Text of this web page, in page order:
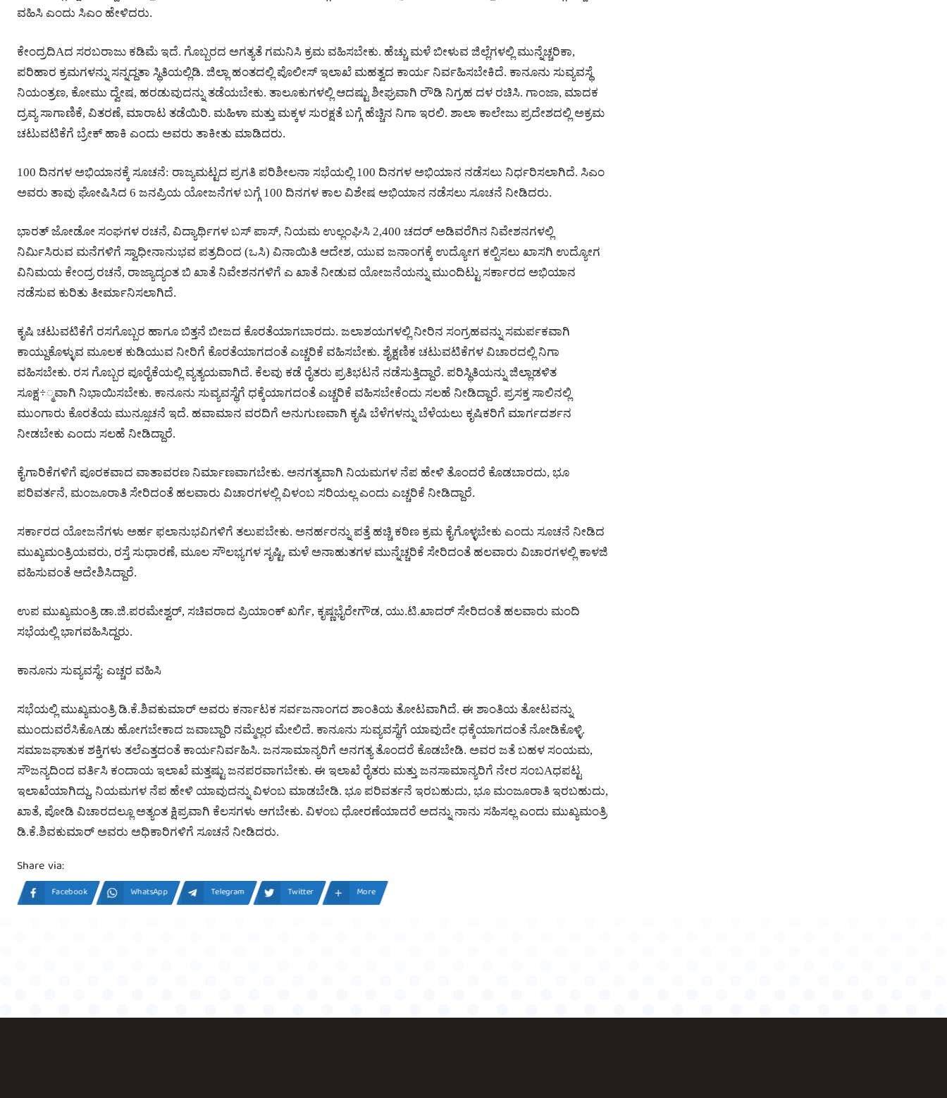
ವಹಿಸಿ ಎಂದು ಸಿಎಂ ಹೇಳಿದರು.
ಕೇಂದ್ರದಿAದ ಸರಬರಾಜು ಕಡಿಮೆ ಇದೆ. ಗೊಬ್ಬರದ ಅಗತ್ಯತೆ ಗಮನಿಸಿ ಕ್ರಮ ವಹಿಸಬೇಕು. ಹೆಚ್ಚು ಮಳೆ ಬೀಳುವ ಜಿಲ್ಲೆಗಳಲ್ಲಿ ಮುನ್ನೆಚ್ಚರಿಕಾ,
ಪರಿಹಾರ ಕ್ರಮಗಳನ್ನು ಸನ್ನದ್ದತಾ ಸ್ಥಿತಿಯಲ್ಲಿಡಿ. ಜಿಲ್ಲಾ ಹಂತದಲ್ಲಿ ಪೊಲೀಸ್ ಇಲಾಖೆ ಮಹತ್ವದ ಕಾರ್ಯ ನಿರ್ವಹಿಸಬೇಕಿದೆ. ಕಾನೂನು ಸುವ್ಯವಸ್ಥೆ
ನಿಯಂತ್ರಣ, ಕೋಮು ದ್ವೇಷ, ಹರಡುವುದನ್ನು ತಡೆಯಬೇಕು. ತಾಲೂಕುಗಳಲ್ಲಿ ಆದಷ್ಟು ಶೀಘ್ರವಾಗಿ ರೌಡಿ ನಿಗ್ರಹ ದಳ ರಚಿಸಿ. ಗಾಂಜಾ, ಮಾದಕ
ದ್ರವ್ಯ ಸಾಗಾಣಿಕೆ, ವಿತರಣೆ, ಮಾರಾಟ ತಡೆಯಿರಿ. ಮಹಿಳಾ ಮತ್ತು ಮಕ್ಕಳ ಸುರಕ್ಷತೆ ಬಗ್ಗೆ ಹೆಚ್ಚಿನ ನಿಗಾ ಇರಲಿ. ಶಾಲಾ ಕಾಲೇಜು ಪ್ರದೇಶದಲ್ಲಿ ಅಕ್ರಮ
ಚಟುವಟಿಕೆಗೆ ಬ್ರೇಕ್ ಹಾಕಿ ಎಂದು ಅವರು ತಾಕೀತು ಮಾಡಿದರು.
100 ದಿನಗಳ ಅಭಿಯಾನಕ್ಕೆ ಸೂಚನೆ: ರಾಜ್ಯಮಟ್ಟದ ಪ್ರಗತಿ ಪರಿಶೀಲನಾ ಸಭೆಯಲ್ಲಿ 100 ದಿನಗಳ ಅಭಿಯಾನ ನಡೆಸಲು ನಿರ್ಧರಿಸಲಾಗಿದೆ. ಸಿಎಂ
ಅವರು ತಾವು ಘೋಷಿಸಿದ 6 ಜನಪ್ರಿಯ ಯೋಜನೆಗಳ ಬಗ್ಗೆ 100 ದಿನಗಳ ಕಾಲ ವಿಶೇಷ ಅಭಿಯಾನ ನಡೆಸಲು ಸೂಚನೆ ನೀಡಿದರು.
ಭಾರತ್ ಜೋಡೋ ಸಂಘಗಳ ರಚನೆ, ವಿದ್ಯಾರ್ಥಿಗಳ ಬಸ್ ಪಾಸ್, ನಿಯಮ ಉಲ್ಲಂಘಿಸಿ 2,400 ಚದರ್ ಅಡಿವರೆಗಿನ ನಿವೇಶನಗಳಲ್ಲಿ
ನಿರ್ಮಿಸಿರುವ ಮನೆಗಳಿಗೆ ಸ್ವಾಧೀನಾನುಭವ ಪತ್ರದಿಂದ (ಒಸಿ) ವಿನಾಯಿತಿ ಆದೇಶ, ಯುವ ಜನಾಂಗಕ್ಕೆ ಉದ್ಯೋಗ ಕಲ್ಪಿಸಲು ಖಾಸಗಿ ಉದ್ಯೋಗ
ವಿನಿಮಯ ಕೇಂದ್ರ ರಚನೆ, ರಾಜ್ಯಾದ್ಯಂತ ಬಿ ಖಾತೆ ನಿವೇಶನಗಳಿಗೆ ಎ ಖಾತೆ ನೀಡುವ ಯೋಜನೆಯನ್ನು ಮುಂದಿಟ್ಟು ಸರ್ಕಾರದ ಅಭಿಯಾನ
ನಡೆಸುವ ಕುರಿತು ತೀರ್ಮಾನಿಸಲಾಗಿದೆ.
ಕೃಷಿ ಚಟುವಟಿಕೆಗೆ ರಸಗೊಬ್ಬರ ಹಾಗೂ ಬಿತ್ತನೆ ಬೀಜದ ಕೊರತೆಯಾಗಬಾರದು. ಜಲಾಶಯಗಳಲ್ಲಿ ನೀರಿನ ಸಂಗ್ರಹವನ್ನು ಸಮರ್ಪಕವಾಗಿ
ಕಾಯ್ದುಕೊಳ್ಳುವ ಮೂಲಕ ಕುಡಿಯುವ ನೀರಿಗೆ ಕೊರತೆಯಾಗದಂತೆ ಎಚ್ಚರಿಕೆ ವಹಿಸಬೇಕು. ಶೈಕ್ಷಣಿಕ ಚಟುವಟಿಕೆಗಳ ವಿಚಾರದಲ್ಲಿ ನಿಗಾ
ವಹಿಸಬೇಕು. ರಸ ಗೊಬ್ಬರ ಪೂರೈಕೆಯಲ್ಲಿ ವ್ಯತ್ಯಯವಾಗಿದೆ. ಕೆಲವು ಕಡೆ ರೈತರು ಪ್ರತಿಭಟನೆ ನಡೆಸುತ್ತಿದ್ದಾರೆ. ಪರಿಸ್ಥಿತಿಯನ್ನು ಜಿಲ್ಲಾಡಳಿತ
ಸೂಕ್ಷ÷್ಮವಾಗಿ ನಿಭಾಯಿಸಬೇಕು. ಕಾನೂನು ಸುವ್ಯವಸ್ಥೆಗೆ ಧಕ್ಕೆಯಾಗದಂತೆ ಎಚ್ಚರಿಕೆ ವಹಿಸಬೇಕೆಂದು ಸಲಹೆ ನೀಡಿದ್ದಾರೆ. ಪ್ರಸಕ್ತ ಸಾಲಿನಲ್ಲಿ
ಮುಂಗಾರು ಕೊರತೆಯ ಮುನ್ಸೂಚನೆ ಇದೆ. ಹವಾಮಾನ ವರದಿಗೆ ಅನುಗುಣವಾಗಿ ಕೃಷಿ ಬೆಳೆಗಳನ್ನು ಬೆಳೆಯಲು ಕೃಷಿಕರಿಗೆ ಮಾರ್ಗದರ್ಶನ
ನೀಡಬೇಕು ಎಂದು ಸಲಹೆ ನೀಡಿದ್ದಾರೆ.
ಕೈಗಾರಿಕೆಗಳಿಗೆ ಪೂರಕವಾದ ವಾತಾವರಣ ನಿರ್ಮಾಣವಾಗಬೇಕು. ಅನಗತ್ಯವಾಗಿ ನಿಯಮಗಳ ನೆಪ ಹೇಳಿ ತೊಂದರೆ ಕೊಡಬಾರದು, ಭೂ
ಪರಿವರ್ತನೆ, ಮಂಜೂರಾತಿ ಸೇರಿದಂತೆ ಹಲವಾರು ವಿಚಾರಗಳಲ್ಲಿ ವಿಳಂಬ ಸರಿಯಲ್ಲ ಎಂದು ಎಚ್ಚರಿಕೆ ನೀಡಿದ್ದಾರೆ.
ಸರ್ಕಾರದ ಯೋಜನೆಗಳು ಅರ್ಹ ಫಲಾನುಭವಿಗಳಿಗೆ ತಲುಪಬೇಕು. ಅನರ್ಹರನ್ನು ಪತ್ತೆ ಹಚ್ಚಿ ಕಠಿಣ ಕ್ರಮ ಕೈಗೊಳ್ಳಬೇಕು ಎಂದು ಸೂಚನೆ ನೀಡಿದ
ಮುಖ್ಯಮಂತ್ರಿಯವರು, ರಸ್ತೆ ಸುಧಾರಣೆ, ಮೂಲ ಸೌಲಭ್ಯಗಳ ಸೃಷ್ಟಿ, ಮಳೆ ಅನಾಹುತಗಳ ಮುನ್ನೆಚ್ಚರಿಕೆ ಸೇರಿದಂತೆ ಹಲವಾರು ವಿಚಾರಗಳಲ್ಲಿ ಕಾಳಜಿ
ವಹಿಸುವಂತೆ ಆದೇಶಿಸಿದ್ದಾರೆ.
ಉಪ ಮುಖ್ಯಮಂತ್ರಿ ಡಾ.ಜಿ.ಪರಮೇಶ್ವರ್, ಸಚಿವರಾದ ಪ್ರಿಯಾಂಕ್ ಖರ್ಗೆ, ಕೃಷ್ಣಭೈರೇಗೌಡ, ಯು.ಟಿ.ಖಾದರ್ ಸೇರಿದಂತೆ ಹಲವಾರು ಮಂದಿ
ಸಭೆಯಲ್ಲಿ ಭಾಗವಹಿಸಿದ್ದರು.
ಕಾನೂನು ಸುವ್ಯವಸ್ಥೆ: ಎಚ್ಚರ ವಹಿಸಿ
ಸಭೆಯಲ್ಲಿ ಮುಖ್ಯಮಂತ್ರಿ ಡಿ.ಕೆ.ಶಿವಕುಮಾರ್ ಅವರು ಕರ್ನಾಟಕ ಸರ್ವಜನಾಂಗದ ಶಾಂತಿಯ ತೋಟವಾಗಿದೆ. ಈ ಶಾಂತಿಯ ತೋಟವನ್ನು
ಮುಂದುವರೆಸಿಕೊAಡು ಹೋಗಬೇಕಾದ ಜವಾಬ್ದಾರಿ ನಮ್ಮೆಲ್ಲರ ಮೇಲಿದೆ. ಕಾನೂನು ಸುವ್ಯವಸ್ಥೆಗೆ ಯಾವುದೇ ಧಕ್ಕೆಯಾಗದಂತೆ ನೋಡಿಕೊಳ್ಳಿ.
ಸಮಾಜಘಾತುಕ ಶಕ್ತಿಗಳು ತಲೆಎತ್ತದಂತೆ ಕಾರ್ಯನಿರ್ವಹಿಸಿ. ಜನಸಾಮಾನ್ಯರಿಗೆ ಅನಗತ್ಯ ತೊಂದರೆ ಕೊಡಬೇಡಿ. ಅವರ ಜತೆ ಬಹಳ ಸಂಯಮ,
ಸೌಜನ್ಯದಿಂದ ವರ್ತಿಸಿ ಕಂದಾಯ ಇಲಾಖೆ ಮತ್ತಷ್ಟು ಜನಪರವಾಗಬೇಕು. ಈ ಇಲಾಖೆ ರೈತರು ಮತ್ತು ಜನಸಾಮಾನ್ಯರಿಗೆ ನೇರ ಸಂಬAಧಪಟ್ಟ
ಇಲಾಖೆಯಾಗಿದ್ದು, ನಿಯಮಗಳ ನೆಪ ಹೇಳಿ ಯಾವುದನ್ನು ವಿಳಂಬ ಮಾಡಬೇಡಿ. ಭೂ ಪರಿವರ್ತನೆ ಇರಬಹುದು, ಭೂ ಮಂಜೂರಾತಿ ಇರಬಹುದು,
ಖಾತೆ, ಪೋಡಿ ವಿಚಾರದಲ್ಲೂ ಅತ್ಯಂತ ಕ್ಷಿಪ್ರವಾಗಿ ಕೆಲಸಗಳು ಆಗಬೇಕು. ವಿಳಂಬ ಧೋರಣೆಯಾದರೆ ಅದನ್ನು ನಾನು ಸಹಿಸಲ್ಲ ಎಂದು ಮುಖ್ಯಮಂತ್ರಿ
ಡಿ.ಕೆ.ಶಿವಕುಮಾರ್ ಅವರು ಅಧಿಕಾರಿಗಳಿಗೆ ಸೂಚನೆ ನೀಡಿದರು.
Share via:
Facebook WhatsApp Telegram Twitter More